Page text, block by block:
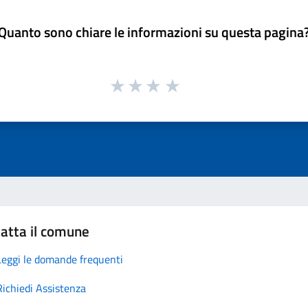
sono chiare le informazioni su questa
il comune
le domande frequenti
Assistenza